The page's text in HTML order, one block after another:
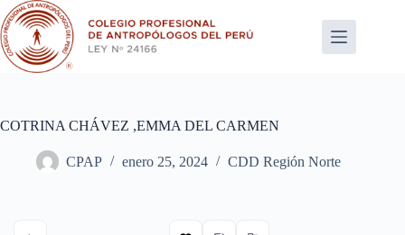
Saltar
al
contenido
COTRINA CHÁVEZ ,EMMA DEL CARMEN
CPAP enero 25, 2024 CDD Región Norte